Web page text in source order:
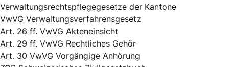
Verwaltungsrechtspflegegesetze der Kantone
VwVG Verwaltungsverfahrensgesetz
Art. 26 ff. VwVG Akteneinsicht
Art. 29 ff. VwVG Rechtliches Gehör
Art. 30 VwVG Vorgängige Anhörung